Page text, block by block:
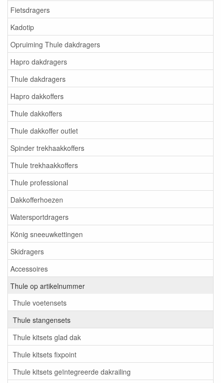
Fietsdragers
Kadotip
Opruiming Thule dakdragers
Hapro dakdragers
Thule dakdragers
Hapro dakkoffers
Thule dakkoffers
Thule dakkoffer outlet
Spinder trekhaakkoffers
Thule trekhaakkoffers
Thule professional
Dakkofferhoezen
Watersportdragers
König sneeuwkettingen
Skidragers
Accessoires
Thule op artikelnummer
Thule voetensets
Thule stangensets
Thule kitsets glad dak
Thule kitsets fixpoint
Thule kitsets geïntegreerde dakrailing